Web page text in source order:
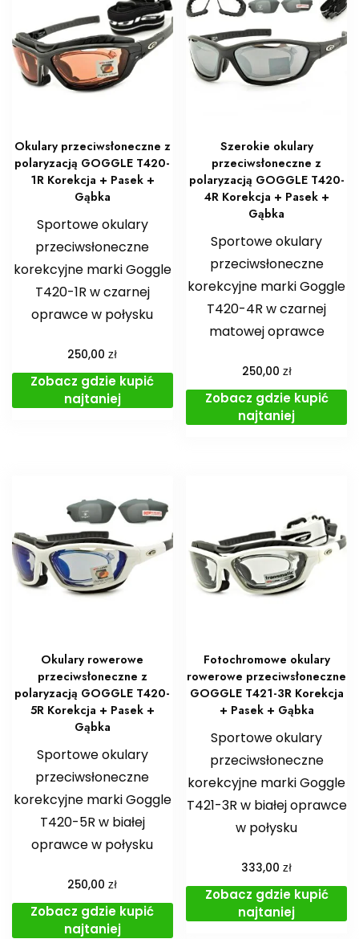
Okulary przeciwsłoneczne z
polaryzacją GOGGLE T420-
1R Korekcja + Pasek +
Gąbka
Sportowe okulary
przeciwsłoneczne
korekcyjne marki Goggle
T420-1R w czarnej
oprawce w połysku
250,00zł
Zobacz gdzie kupić
najtaniej
Szerokie okulary
przeciwsłoneczne z
polaryzacją GOGGLE T420-
4R Korekcja + Pasek +
Gąbka
Sportowe okulary
przeciwsłoneczne
korekcyjne marki Goggle
T420-4R w czarnej
matowej oprawce
250,00 zł
Zobacz gdzie kupić
najtaniej
Okulary rowerowe
przeciwsłoneczne z
polaryzacją GOGGLE T420-
5R Korekcja + Pasek +
Gąbka
Sportowe okulary
przeciwsłoneczne
korekcyjne marki Goggle
T420-5R w białej
oprawce w połysku
250,00zł
Zobacz gdzie kupić
najtaniej
Fotochromowe okulary
rowerowe przeciwsłoneczne
GOGGLE T421-3R Korekcja
+ Pasek + Gąbka
Sportowe okulary
przeciwsłoneczne
korekcyjne marki Goggle
T421-3R w białej oprawce
w połysku
333,00zł
Zobacz gdzie kupić
najtaniej